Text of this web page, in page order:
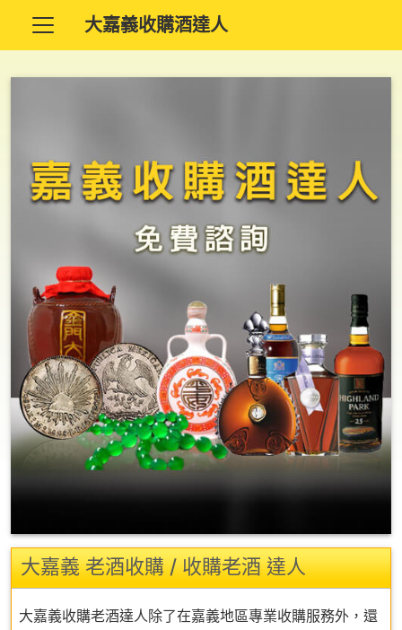
大嘉義收購酒達人
大嘉義 老酒收購 / 收購老酒 達人
大嘉義收購老酒達人除了在嘉義地區專業收購服務外，還